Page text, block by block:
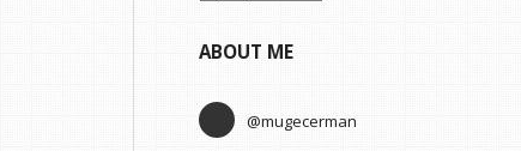
ABOUT ME
@mugecerman